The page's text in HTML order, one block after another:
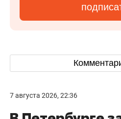
7 августа 2026, 22:36